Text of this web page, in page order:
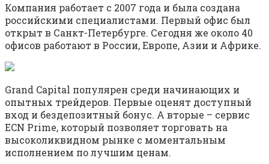
Компания работает с 2007 года и была создана
российскими специалистами. Первый офис был
открыт в Санкт-Петербурге. Сегодня же около 40
офисов работают в России, Европе, Азии и Африке.
Grand Capital популярен среди начинающих и
опытных трейдеров. Первые оценят доступный
вход и бездепозитный бонус. А вторые – сервис
ECN Prime, который позволяет торговать на
высоколиквидном рынке с моментальным
исполнением по лучшим ценам.